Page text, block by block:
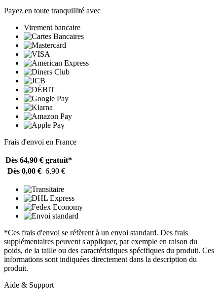
Payez en toute tranquillité avec
Virement bancaire
Frais d'envoi en France
Dès 64,90 € gratuit*
Dès 0,00 € 6,90 €
*Ces frais d'envoi se réfèrent à un envoi standard. Des frais
supplémentaires peuvent s'appliquer, par exemple en raison du
poids, de la taille ou des caractéristiques spécifiques du produit. Ces
informations sont indiquées directement dans la description du
produit.
Aide & Support